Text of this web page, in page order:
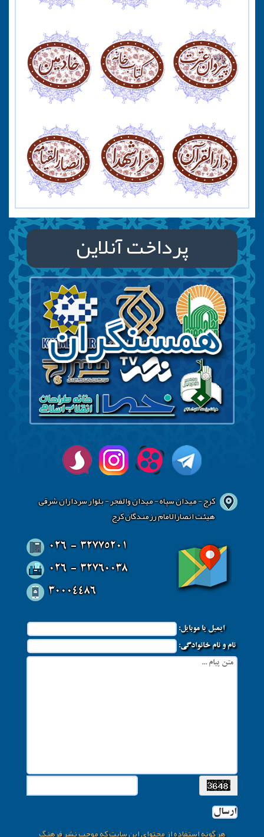
پرداخت آنلاین
کرج - میدان سپاه - میدان والفجر - بلوار سرداران شرقی
هیئت انصارالامام رزمندگان کرج
026 - 32775201
026 - 32760038
30004486
ایمیل یا موبایل:
نام و نام خانوادگی:
ارسال
هر گونه استفاده از محتوای این سایت که موجب نشر فرهنگ